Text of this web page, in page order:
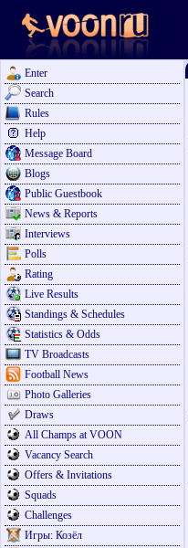
Enter
Search
Rules
Help
Message Board
Blogs
Public Guestbook
News & Reports
Interviews
Polls
Rating
Live Results
Standings & Schedules
Statistics & Odds
TV Broadcasts
Football News
Photo Galleries
Draws
All Champs at VOON
Vacancy Search
Offers & Invitations
Squads
Challenges
Игры: Козёл